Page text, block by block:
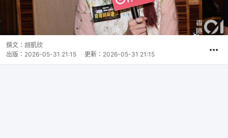
撰文： 胡凱欣
出版： 2026-05-31 21:15 更新： 2026-05-31 21:15